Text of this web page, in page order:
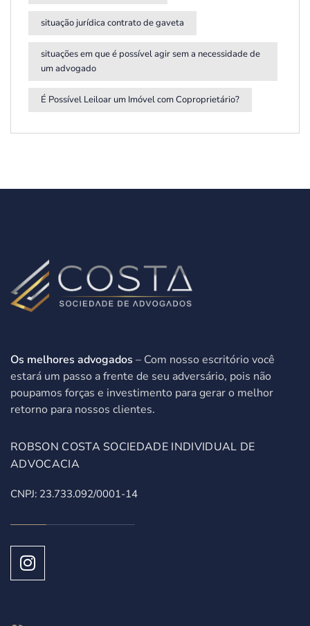
situação jurídica contrato de gaveta
situações em que é possível agir sem a necessidade de
um advogado
É Possível Leiloar um Imóvel com Coproprietário?
Os melhores advogados – Com nosso escritório você
estará um passo a frente de seu adversário, pois não
poupamos forças e investimento para gerar o melhor
retorno para nossos clientes.
ROBSON COSTA SOCIEDADE INDIVIDUAL DE
ADVOCACIA
CNPJ: 23.733.092/0001-14